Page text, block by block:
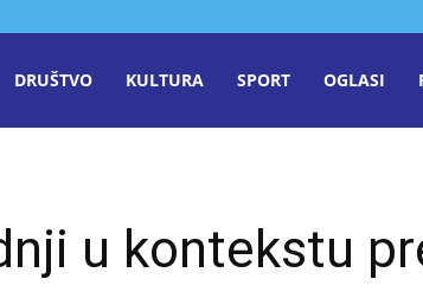
DRUŠTVO KULTURA SPORT OGLASI
u kontekstu